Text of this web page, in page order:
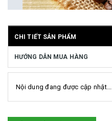
CHI TIẾT SẢN PHẨM
HƯỚNG DẪN MUA HÀNG
Nội dung đang được cập nhật...